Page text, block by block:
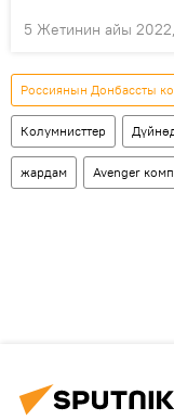
5 Жетинин айы
Россиянын Донбассты
Колумнисттер
жардам Avenger